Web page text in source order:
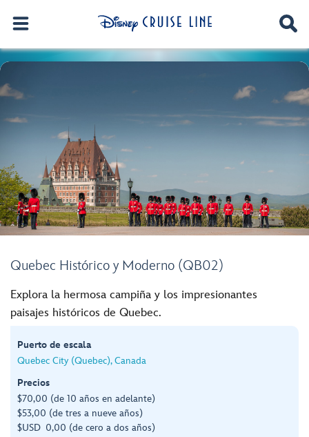
Quebec Histórico y Moderno (QB02)
Explora la hermosa campiña y los impresionantes
paisajes históricos de Quebec.
Puerto de escala
Quebec City (Quebec), Canada
Precios
$70,00 (de 10 años en adelante)
$53,00 (de tres a nueve años)
$USD 0,00 (de cero a dos años)